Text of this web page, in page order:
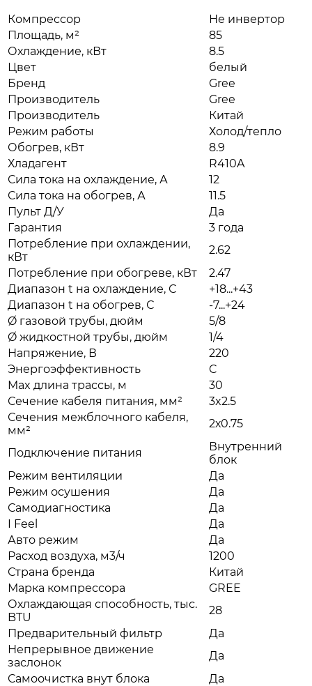
Компрессор
Не инвертор
Площадь, м²
85
Охлаждение, кВт
8.5
Цвет
белый
Бренд
Gree
Производитель
Gree
Производитель
Китай
Режим работы
Холод/тепло
Обогрев, кВт
8.9
Хладагент
R410A
Сила тока на охлаждение, А
12
Сила тока на обогрев, А
11.5
Пульт Д/У
Да
Гарантия
3 года
Потребление при охлаждении,
кВт
2.62
Потребление при обогреве, кВт
2.47
Диапазон t на охлаждение, С
+18...+43
Диапазон t на обогрев, С
-7...+24
Ø газовой трубы, дюйм
5/8
Ø жидкостной трубы, дюйм
1/4
Напряжение, В
220
Энергоэффективность
C
Max длина трассы, м
30
Сечение кабеля питания, мм²
3x2.5
Сечения межблочного кабеля,
мм²
2х0.75
Подключение питания
Внутренний
блок
Режим вентиляции
Да
Режим осушения
Да
Самодиагностика
Да
I Feel
Да
Авто режим
Да
Расход воздуха, м3/ч
1200
Страна бренда
Китай
Марка компрессора
GREE
Охлаждающая способность, тыс.
BTU
28
Предварительный фильтр
Да
Непрерывное движение
заслонок
Да
Самоочистка внут блока
Да